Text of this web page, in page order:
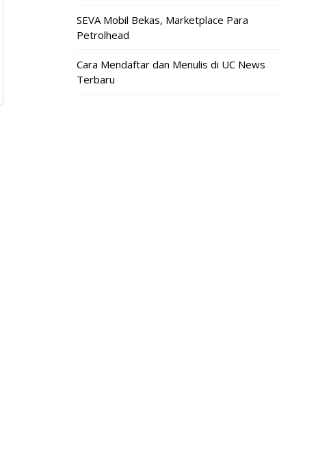
SEVA Mobil Bekas, Marketplace Para
Petrolhead
Cara Mendaftar dan Menulis di UC News
Terbaru